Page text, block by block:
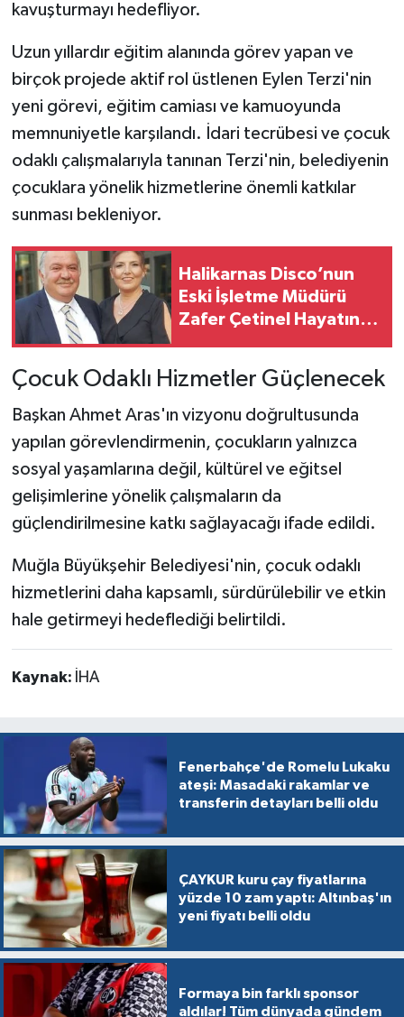
kavuşturmayı hedefliyor.
Uzun yıllardır eğitim alanında görev yapan ve
birçok projede aktif rol üstlenen Eylen Terzi'nin
yeni görevi, eğitim camiası ve kamuoyunda
memnuniyetle karşılandı. İdari tecrübesi ve çocuk
odaklı çalışmalarıyla tanınan Terzi'nin, belediyenin
çocuklara yönelik hizmetlerine önemli katkılar
sunması bekleniyor.
Halikarnas Disco’nun
Eski İşletme Müdürü
Zafer Çetinel Hayatını
Çocuk Odaklı Hizmetler Güçlenecek
Başkan Ahmet Aras'ın vizyonu doğrultusunda
yapılan görevlendirmenin, çocukların yalnızca
sosyal yaşamlarına değil, kültürel ve eğitsel
gelişimlerine yönelik çalışmaların da
güçlendirilmesine katkı sağlayacağı ifade edildi.
Muğla Büyükşehir Belediyesi'nin, çocuk odaklı
hizmetlerini daha kapsamlı, sürdürülebilir ve etkin
hale getirmeyi hedeflediği belirtildi.
Kaynak: İHA
Fenerbahçe'de Romelu Lukaku
ateşi: Masadaki rakamlar ve
transferin detayları belli oldu
ÇAYKUR kuru çay fiyatlarına
yüzde 10 zam yaptı: Altınbaş'ın
yeni fiyatı belli oldu
Formaya bin farklı sponsor
aldılar! Tüm dünyada gündem